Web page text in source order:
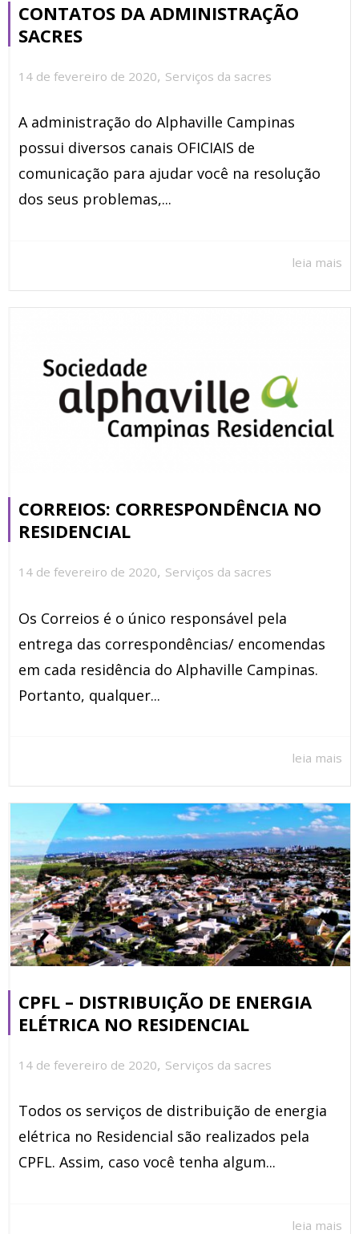
CONTATOS DA ADMINISTRAÇÃO
SACRES
14 de fevereiro de 2020, Serviços da sacres
A administração do Alphaville Campinas
possui diversos canais OFICIAIS de
comunicação para ajudar você na resolução
dos seus problemas,...
leia mais
CORREIOS: CORRESPONDÊNCIA NO
RESIDENCIAL
14 de fevereiro de 2020, Serviços da sacres
Os Correios é o único responsável pela
entrega das correspondências/ encomendas
em cada residência do Alphaville Campinas.
Portanto, qualquer...
leia mais
CPFL – DISTRIBUIÇÃO DE ENERGIA
ELÉTRICA NO RESIDENCIAL
14 de fevereiro de 2020, Serviços da sacres
Todos os serviços de distribuição de energia
elétrica no Residencial são realizados pela
CPFL. Assim, caso você tenha algum...
leia mais